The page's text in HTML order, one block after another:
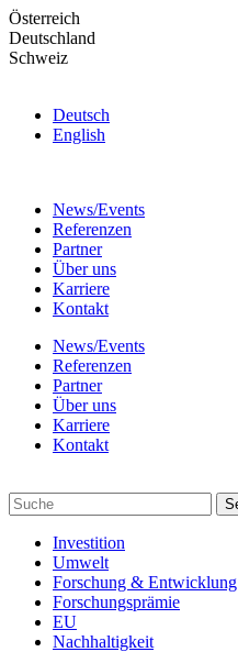
Skip
to
the
Österreich
Deutschland
Schweiz
Deutsch
English
News/Events
Referenzen
Partner
Über uns
Karriere
Kontakt
News/Events
Referenzen
Partner
Über uns
Karriere
Kontakt
Investition
Umwelt
Forschung & Entwicklung
Forschungsprämie
EU
Nachhaltigkeit